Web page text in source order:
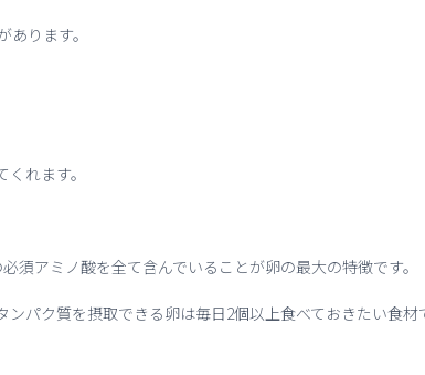
ります。
れます。
須アミノ酸を全て含んでいることが卵の最大の特徴です。
パク質を摂取できる卵は毎日2個以上食べておきたい食材